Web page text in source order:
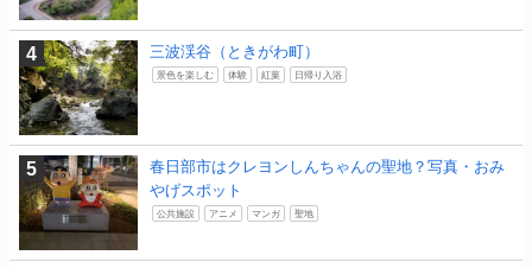
三波渓谷（ときがわ町）
景色を楽しむ 体験 紅葉 日帰り入浴
春日部市はクレヨンしんちゃんの聖地？写真・おみ
やげスポット
公共施設 アニメ マンガ 聖地